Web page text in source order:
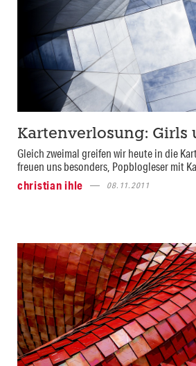
Kartenverlosung: Girls
Gleich zweimal greifen wir heute in die
freuen uns besonders, Popblogleser mit
christian ihle
08.11.2011